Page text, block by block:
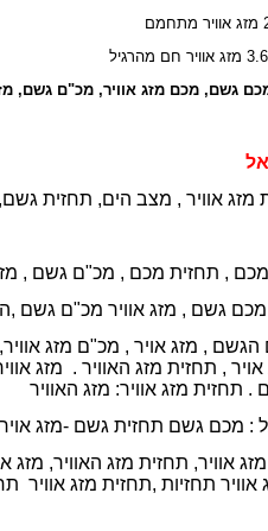
מכם גשם, מכם מזג אוויר, מכ"ם גשם,
אוויר , מצב הים, תחזית
מכם , תחזית מכם , מכ"ם גשם ,
מכם גשם , מזג אוויר מכ"ם גשם ,
, מזג אויר , מכ"ם מזג אוויר,
אויר , תחזית מזג האוויר . מזג
. תחזית מזג אוויר: מזג האוויר
: מכם גשם תחזית גשם -מזג אויר
אוויר, תחזית מזג האוויר,
אוויר תחזיות ,תחזית מזג